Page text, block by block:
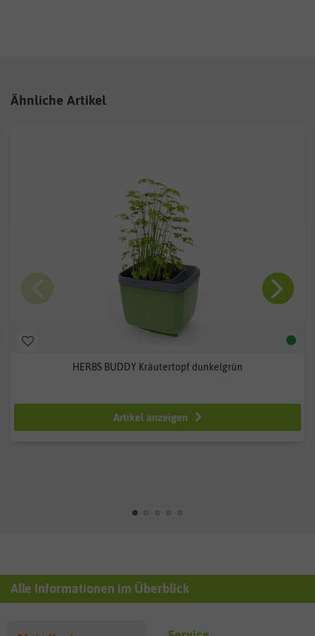
Ähnliche Artikel
HERBS BUDDY Kräutertopf dunkelgrün
Artikel anzeigen
Alle Informationen im Überblick